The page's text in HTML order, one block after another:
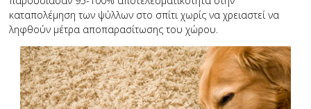
καταπολέμηση των ψύλλων στο σπίτι χωρίς να χρειαστεί να
ληφθούν μέτρα αποπαρασίτωσης του χώρου.